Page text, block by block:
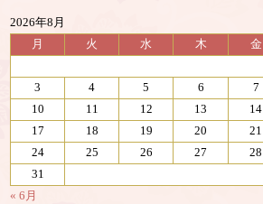
2026年8月
月
火 水 木 金
3
4 5 6 7
10
11 12 13 14
17
18 19 20 21
24
25 26 27 28
31
« 6月